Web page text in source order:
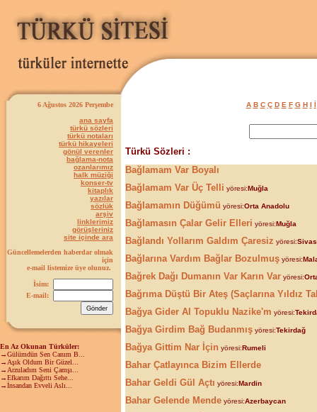
6 Ağustos 2026 Perşembe
ana sayfa
türkü sözleri
türkü notaları
türkü hikayeleri
gönül verenler
bağlama-nota
ozanlarımız
halk müziği
konser-tv
kitaplık
yazılar
sözlük
arşiv
linklerimiz
görüşleriniz
site içinde ara
Güncellemelerden haberdar olmak
için
e-mail listemize üye olunuz.
İsim:
E-mail:
En Az Okunan Türküler:
→Gülümdün Sen Canım B...
→Aşık Oldum Bir Güzel...
→Arzuladım Seni Çamşı...
→Efkarım Dağıttı Sehe...
→İnsandan Evveli Aslı...
A B C Ç D E F G H I İ
Türkü Sözleri :
Bağlamam Var Boyalı
Bağlamam Var Üç Telli yöresi:Muğla
Bağlamamın Düğümü yöresi:Orta Anadolu
Bağlamasın Çalar Gelir Elleri yöresi:Muğla
Bağlandı Yollarım Galdım Çaresiz yöresi:Sivas
Bağlarına Vardım Bağlar Bozulmuş yöresi:
Bağrek Dağı Dumanın Var Karın Var yöresi:
Bağrıma Düştü Bir Ateş (Saçlarına Yıldız
Bağya Gider Al Topuklu Nazike'm yöresi:
Bağya Girdim Bağ Budanmış yöresi:Tekirdağ
Bağya Gittim Nar İçin yöresi:Rumeli
Bahar Çatlayınca Bizim Ellerde
Bahar Geldi Gül Açtı yöresi:Mardin
Bahar Gelende Mende yöresi:Azerbaycan